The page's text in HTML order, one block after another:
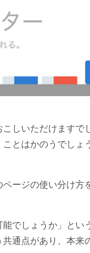
しいただけますで
とはかのうでしょ
ージの使い分け方
でしょうか」とい
通点があり、本来